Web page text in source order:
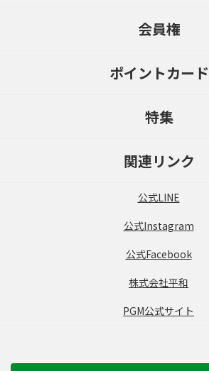
会員権
ポイントカード
特集
関連リンク
公式LINE
公式Instagram
公式Facebook
株式会社平和
PGM公式サイト